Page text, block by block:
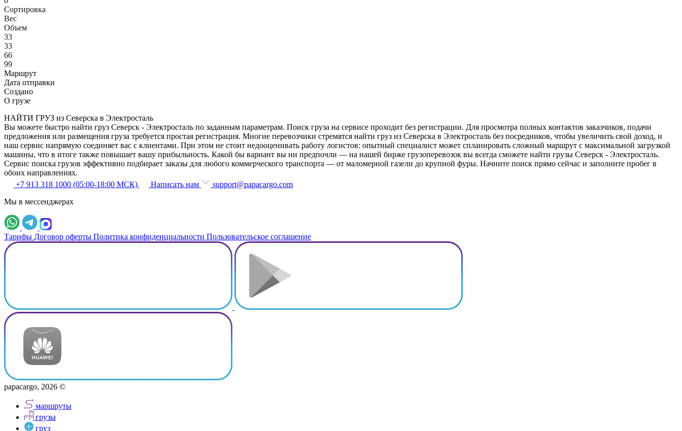
Сортировка
Вес
Объем
33
33
66
99
Маршрут
Дата отправки
Создано
О грузе
НАЙТИ ГРУЗ из Северска в Электросталь
Вы можете быстро найти груз Северск - Электросталь по заданным параметрам. Поиск груза на сервисе проходит без регистрации. Для просмотра полных контактов заказчиков, подачи
предложения или размещения груза требуется простая регистрация. Многие перевозчики стремятся найти груз из Северска в Электросталь без посредников, чтобы увеличить свой доход, и
наш сервис напрямую соединяет вас с клиентами. При этом не стоит недооценивать работу логистов: опытный специалист может спланировать сложный маршрут с максимальной загрузкой
машины, что в итоге также повышает вашу прибыльность. Какой бы вариант вы ни предпочли — на нашей бирже грузоперевозок вы всегда сможете найти грузы Северск - Электросталь.
Сервис поиска грузов эффективно подбирает заказы для любого коммерческого транспорта — от маломерной газели до крупной фуры. Начните поиск прямо сейчас и заполните пробег в
обоих направлениях.
+7 913 318 1000 (05:00-18:00 МСК)
Написать нам
support@papacargo.com
Мы в мессенджерах
Тарифы Договор оферты Политика конфиденциальности Пользовательское соглашение
papacargo, 2026 ©
маршруты
грузы
груз